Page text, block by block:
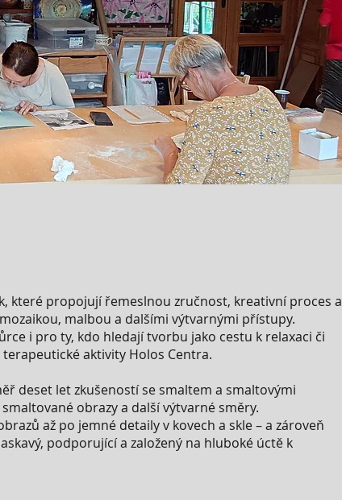
které propojují řemeslnou zručnost, kreativní proces a
malbou a dalšími výtvarnými přístupy.
i pro ty, kdo hledají tvorbu jako cestu k relaxaci či
aktivity Holos Centra.
deset let zkušeností se smaltem a smaltovými
obrazy a další výtvarné směry.
až po jemné detaily v kovech a skle – a zároveň
podporující a založený na hluboké úctě k